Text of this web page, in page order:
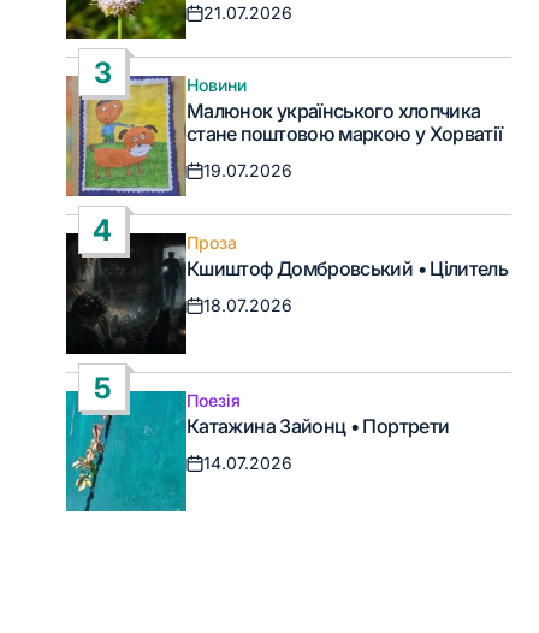
Дата
21.07.2026
3
Опублікувати
у
Новини
Малюнок українського хлопчика
стане поштовою маркою у Хорватії
Дата
19.07.2026
4
Опублікувати
у
Проза
Кшиштоф Домбровський • Цілитель
Дата
запису
18.07.2026
5
Опублікувати
у
Поезія
Катажина Зайонц • Портрети
Дата
14.07.2026